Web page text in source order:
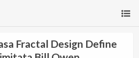
Fractal Design Define